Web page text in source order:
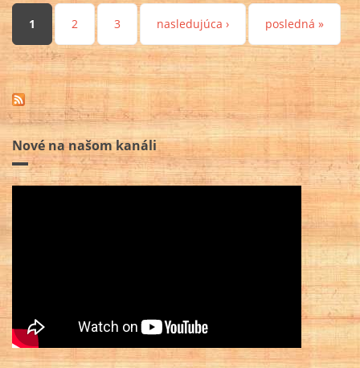
Stránky
1 2 3 nasledujúca › posledná »
Nové na našom kanáli